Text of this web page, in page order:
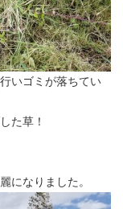
いゴミが落ちてい
た草！
になりました。